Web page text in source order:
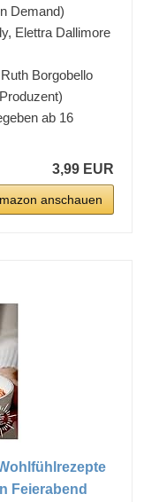
Demand)
Elettra Dallimore
Borgobello
ab 16
3,99 EUR
anschauen
Feierabend